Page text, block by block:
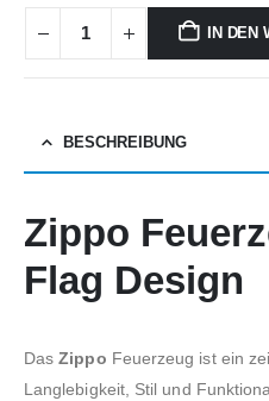
IN DEN
BESCHREIBUNG
Zippo
Flag Design
DasZippo Feuerzeug ist ein
Langlebigkeit, Stil und